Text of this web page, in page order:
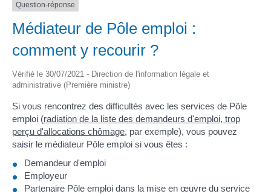
Question-réponse
Médiateur de Pôle emploi :
comment y recourir ?
Vérifié le 30/07/2021 - Direction de l'information légale et
administrative (Première ministre)
Si vous rencontrez des difficultés avec les services de Pôle
emploi (radiation de la liste des demandeurs d'emploi, trop
perçu d'allocations chômage, par exemple), vous pouvez
saisir le médiateur Pôle emploi si vous êtes :
Demandeur d'emploi
Employeur
Partenaire Pôle emploi dans la mise en œuvre du service